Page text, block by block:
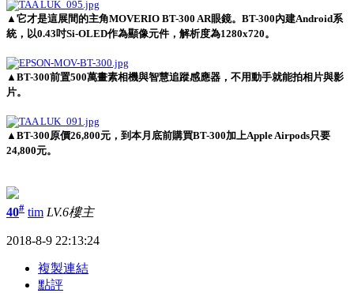
▲它才是這展間的主角MOVERIO BT-300 AR眼鏡。BT-300內建Android系
統，以0.43吋Si-OLED作為顯像元件，解析度為1280x720。
▲BT-300前置500萬畫素相機與智慧追蹤感應器，不用動手就能拍相片與影
片。
▲BT-300原價26,800元，到本月底前購買BT-300加上Apple Airpods只要
24,800元。
40# tim LV.6樓主
2018-8-9 22:13:24
複製連結
點評